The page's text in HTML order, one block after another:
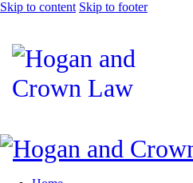
Skip to content Skip to footer